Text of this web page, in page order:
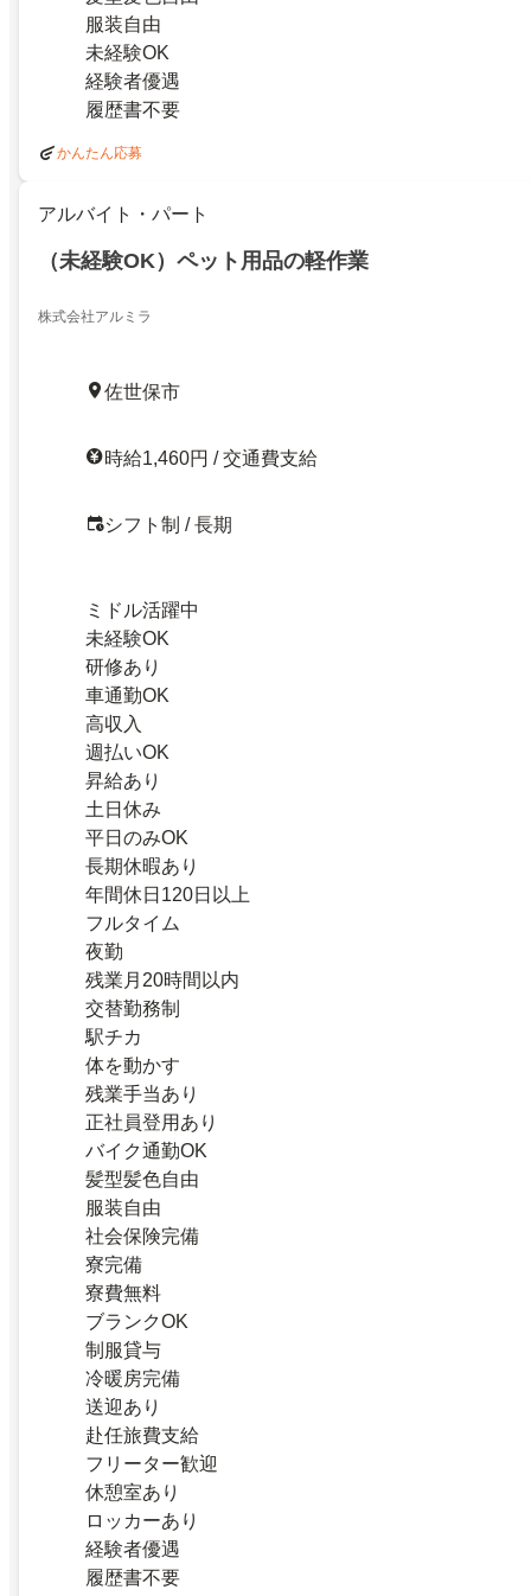
服装自由
未経験OK
経験者優遇
履歴書不要
かんたん応募
アルバイト・パート
（未経験OK）ペット用品の軽作業
株式会社アルミラ
佐世保市
時給1,460円 / 交通費支給
シフト制 / 長期
ミドル活躍中
未経験OK
研修あり
車通勤OK
高収入
週払いOK
昇給あり
土日休み
平日のみOK
長期休暇あり
年間休日120日以上
フルタイム
夜勤
残業月20時間以内
交替勤務制
駅チカ
体を動かす
残業手当あり
正社員登用あり
バイク通勤OK
髪型髪色自由
服装自由
社会保険完備
寮完備
寮費無料
ブランクOK
制服貸与
冷暖房完備
送迎あり
赴任旅費支給
フリーター歓迎
休憩室あり
ロッカーあり
経験者優遇
履歴書不要